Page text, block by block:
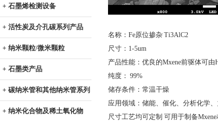
+ 石墨烯检测设备
+ 活性炭及介孔碳系列产品
+ 纳米颗粒/微米颗粒
+ 石墨类产品
+ 碳纳米管和其他纳米管系列
+ 纳米化合物及稀土氧化物
名称：Fe原位掺杂 Ti3AlC2
尺寸：1-5um
产品性能：优良的Mxene前驱体可
纯度： 99%
储存条件：常温干燥
应用领域：储能、催化、分析化学
尺寸工艺均可定制 可用于制备Mxene